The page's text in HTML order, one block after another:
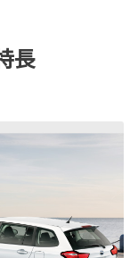
長